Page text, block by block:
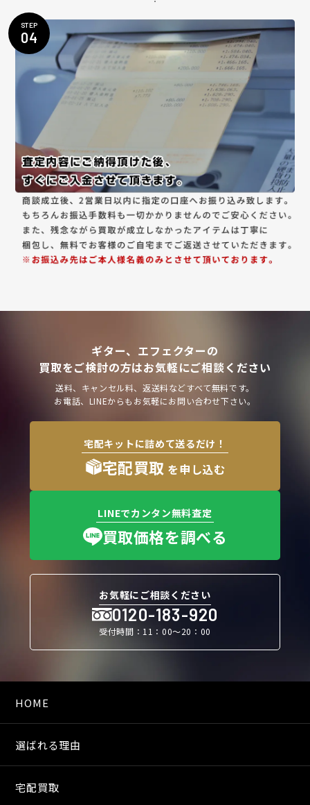
STEP
04
ギター、エフェクターの
買取をご検討の方はお気軽にご相談ください
送料、キャンセル料、返送料などすべて無料です。
お電話、LINEからもお気軽にお問い合わせ下さい。
宅配キットに詰めて送るだけ！
宅配買取 を申し込む
LINEでカンタン無料査定
買取価格を調べる
お気軽にご相談ください
0120-183-920
受付時間：11：00〜20：00
HOME
選ばれる理由
宅配買取